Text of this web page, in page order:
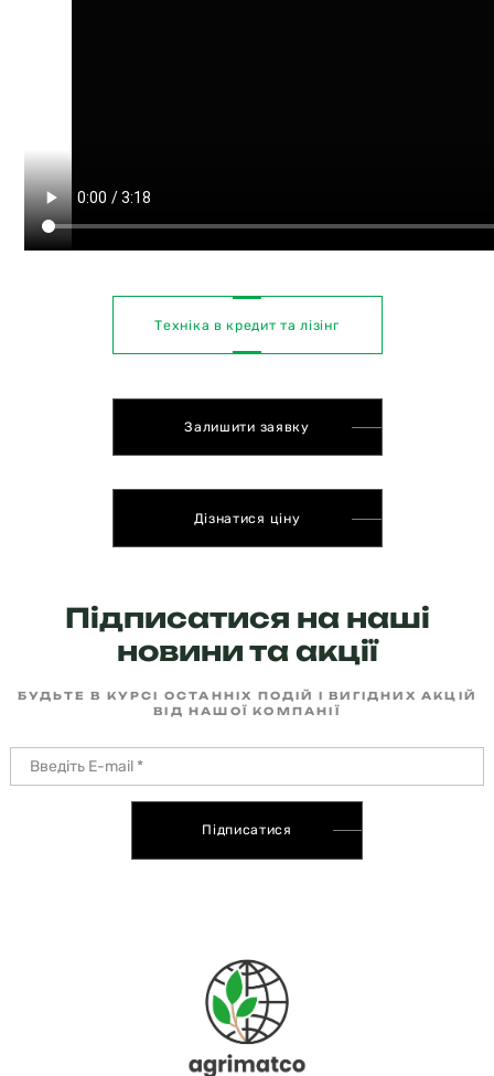
Залишити заявку
Дізнатися ціну
Техніка в кредит та лізінг
Підписатися на наші
новини та акції
БУДЬТЕ В КУРСІ ОСТАННІХ ПОДІЙ І ВИГІДНИХ АКЦІЙ
ВІД НАШОЇ КОМПАНІЇ
Підписатися